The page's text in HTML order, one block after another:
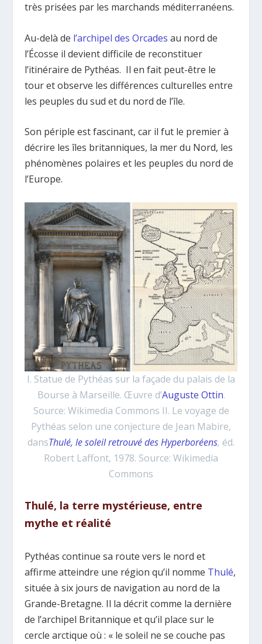
très prisées par les marchands méditerranéens.
Au-delà de l’archipel des Orcades au nord de
l’Écosse il devient difficile de reconstituer
l’itinéraire de Pythéas. Il en fait peut-être le
tour et observe les différences culturelles entre
les peuples du sud et du nord de l’île.
Son périple est fascinant, car il fut le premier à
décrire les îles britanniques, la mer du Nord, les
phénomènes polaires et les peuples du nord de
l’Europe.
I. Statue de Pythéas sur la façade du palais de la
Bourse à Marseille. Œuvre d’Auguste Ottin.
Source: Wikimedia Commons II. Le voyage de
Pythéas selon une conjecture de Jean Mabire,
dansThulé, le soleil retrouvé des Hyperboréens, éd.
Robert Laffont, 1978. Source: Wikimedia
Commons
Thulé, la terre mystérieuse, entre
mythe et réalité
Pythéas continue sa route vers le nord et
affirme atteindre une région qu’il nomme Thulé,
située à six jours de navigation au nord de la
Grande-Bretagne. Il la décrit comme la dernière
de l’archipel Britannique et qu’il place sur le
cercle arctique où : « le soleil ne se couche pas